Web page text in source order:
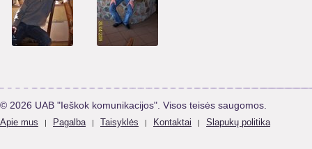
© 2026 UAB "Ieškok komunikacijos". Visos teisės saugomos.
Apie mus | Pagalba | Taisyklės | Kontaktai | Slapukų politika